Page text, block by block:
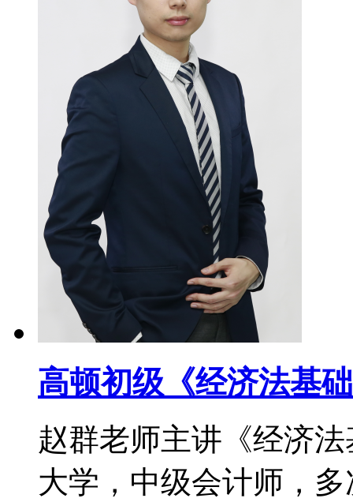
高顿初级《经济法基
赵群老师主讲《经济
大学，中级会计师，